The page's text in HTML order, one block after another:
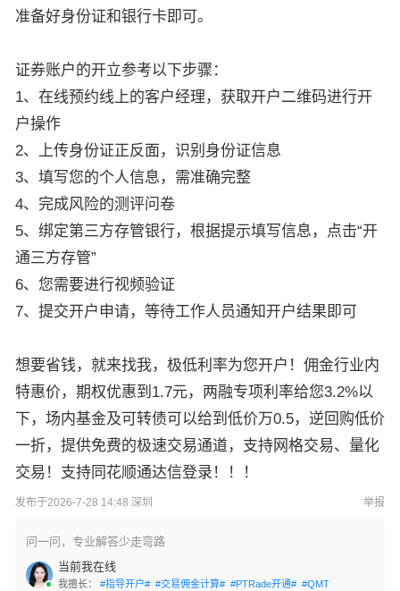
准备好身份证和银行卡即可。
证券账户的开立参考以下步骤：
1、在线预约线上的客户经理，获取开户二维码进行开
户操作
2、上传身份证正反面，识别身份证信息
3、填写您的个人信息，需准确完整
4、完成风险的测评问卷
5、绑定第三方存管银行，根据提示填写信息，点击“开
通三方存管”
6、您需要进行视频验证
7、提交开户申请，等待工作人员通知开户结果即可
想要省钱，就来找我，极低利率为您开户！佣金行业内
特惠价，期权优惠到1.7元，两融专项利率给您3.2%以
下，场内基金及可转债可以给到低价万0.5，逆回购低价
一折，提供免费的极速交易通道，支持网格交易、量化
交易！支持同花顺通达信登录！！！
发布于2026-7-28 14:48 深圳 举报
问一问，专业解答少走弯路
当前我在线
我擅长： #指导开户# #交易佣金计算# #PTRade开通# #QMT开通#